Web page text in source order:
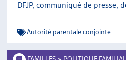
DFJP, communiqué de presse,
Autorité parentale conjointe